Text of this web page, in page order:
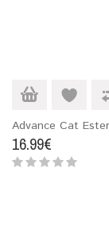
Advance Cat
16.99€